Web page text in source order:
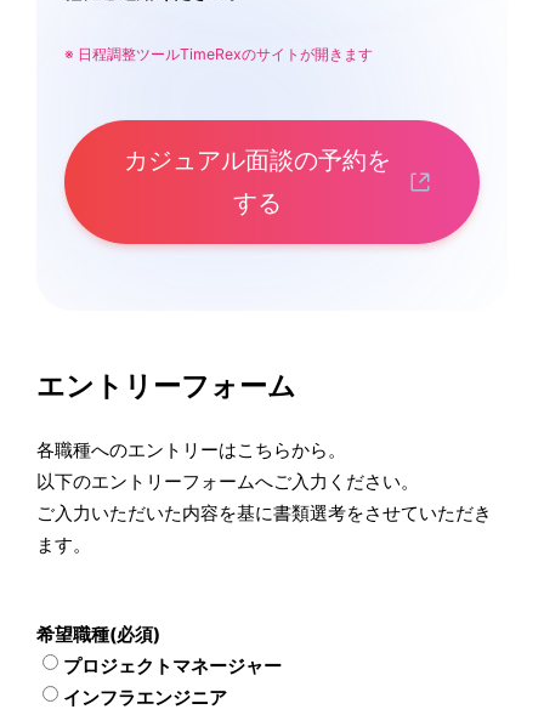
※ 日程調整ツールTimeRexのサイトが開きます
カジュアル面談の予約を
する
エントリーフォーム
各職種へのエントリーはこちらから。
以下のエントリーフォームへご入力ください。
ご入力いただいた内容を基に書類選考をさせていただき
ます。
希望職種(必須)
プロジェクトマネージャー
インフラエンジニア